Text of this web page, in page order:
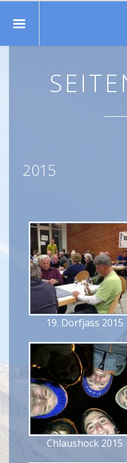
2015
19. Dorfjass 2015
Chlaushock 2015